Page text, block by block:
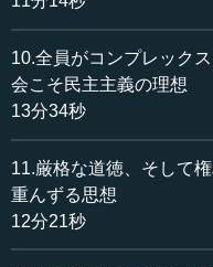
お互い大切にしながら、
の方向を決めていく。こ
「魂の部分」が非常に伝
葉として、どう表現され
伝わってくる講義でござ
執行 そうですね。そし
言っていることで、まと
者には決して分からない
れた本当の民主主義なら
10.全員がコンプレック
会こそ民主主義の理想
13分34秒
11.厳格な道徳、そして
重んずる思想
12分21秒